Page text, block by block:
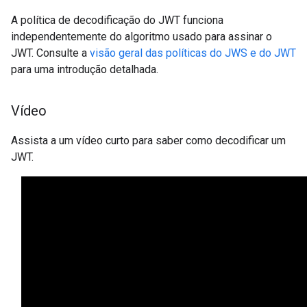
A política de decodificação do JWT funciona
independentemente do algoritmo usado para assinar o
JWT. Consulte a visão geral das políticas do JWS e do JWT
para uma introdução detalhada.
Vídeo
Assista a um vídeo curto para saber como decodificar um
JWT.